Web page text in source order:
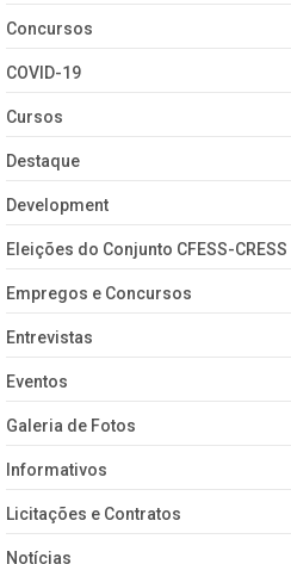
Concursos
COVID-19
Cursos
Destaque
Development
Eleições do Conjunto CFESS-CRESS
Empregos e Concursos
Entrevistas
Eventos
Galeria de Fotos
Informativos
Licitações e Contratos
Notícias